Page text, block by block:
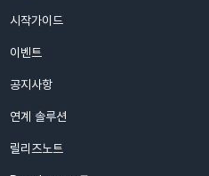
시작가이드
이벤트
공지사항
연계 솔루션
릴리즈노트